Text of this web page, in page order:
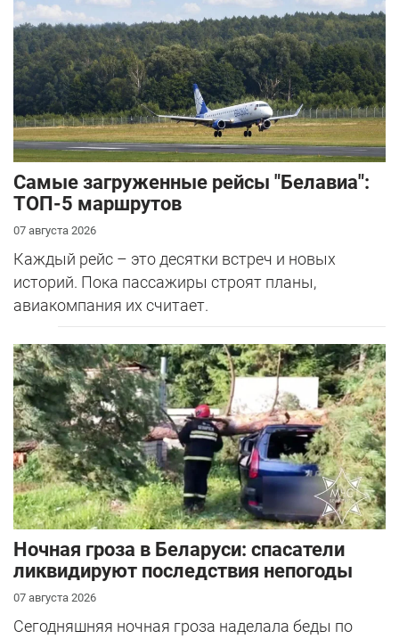
Самые загруженные рейсы "Белавиа":
ТОП-5 маршрутов
07 августа 2026
Каждый рейс – это десятки встреч и новых
историй. Пока пассажиры строят планы,
авиакомпания их считает.
Ночная гроза в Беларуси: спасатели
ликвидируют последствия непогоды
07 августа 2026
Сегодняшняя ночная гроза наделала беды по